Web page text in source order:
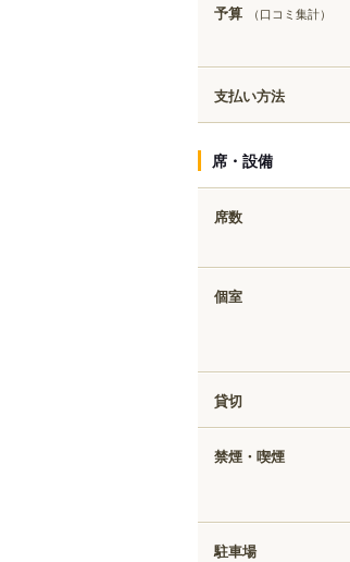
予算 （口コミ集計）
支払い方法
席・設備
席数
個室
貸切
禁煙・喫煙
駐車場